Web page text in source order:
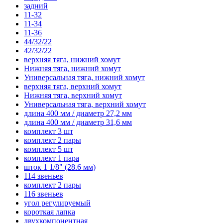
задний
11-32
11-34
11-36
44/32/22
42/32/22
верхняя тяга, нижний хомут
Нижняя тяга, нижний хомут
Универсальная тяга, нижний хомут
верхняя тяга, верхний хомут
Нижняя тяга, верхний хомут
Универсальная тяга, верхний хомут
длина 400 мм / диаметр 27,2 мм
длина 400 мм / диаметр 31,6 мм
комплект 3 шт
комплект 2 пары
комплект 5 шт
комплект 1 пара
шток 1 1/8" (28.6 мм)
114 звеньев
комплект 2 пары
116 звеньев
угол регулируемый
короткая лапка
двухкомпонентная